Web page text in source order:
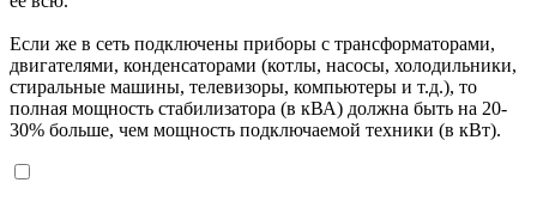
Если же в сеть подключены приборы с трансформаторами,
двигателями, конденсаторами (котлы, насосы, холодильники,
стиральные машины, телевизоры, компьютеры и т.д.), то
полная мощность стабилизатора (в кВА) должна быть на 20-
30% больше, чем мощность подключаемой техники (в кВт).